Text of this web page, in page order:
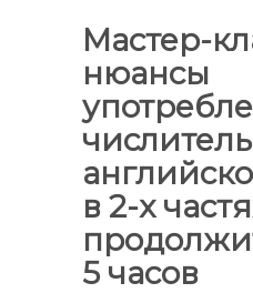
Мастер-
нюансы
в 2-х
5 часов